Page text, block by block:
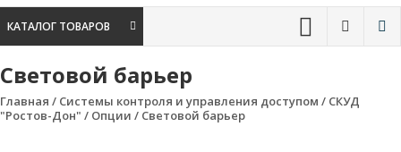
КАТАЛОГ ТОВАРОВ
Световой барьер
Главная / Системы контроля и управления доступом / СКУД
"Ростов-Дон" / Опции / Световой барьер